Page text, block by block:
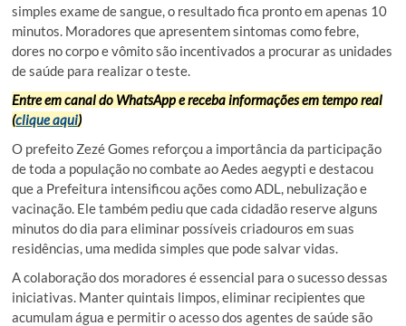
simples exame de sangue, o resultado fica pronto em apenas 10
minutos. Moradores que apresentem sintomas como febre,
dores no corpo e vômito são incentivados a procurar as unidades
de saúde para realizar o teste.
Entre em canal do WhatsApp e receba informações em tempo real
(clique aqui)
O prefeito Zezé Gomes reforçou a importância da participação
de toda a população no combate ao Aedes aegypti e destacou
que a Prefeitura intensificou ações como ADL, nebulização e
vacinação. Ele também pediu que cada cidadão reserve alguns
minutos do dia para eliminar possíveis criadouros em suas
residências, uma medida simples que pode salvar vidas.
A colaboração dos moradores é essencial para o sucesso dessas
iniciativas. Manter quintais limpos, eliminar recipientes que
acumulam água e permitir o acesso dos agentes de saúde são